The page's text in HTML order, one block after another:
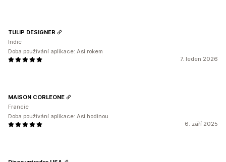
7. leden 2026
TULIP DESIGNER
Indie
Doba používání aplikace: Asi rokem
6. září 2025
MAISON CORLEONE
Francie
Doba používání aplikace: Asi hodinou